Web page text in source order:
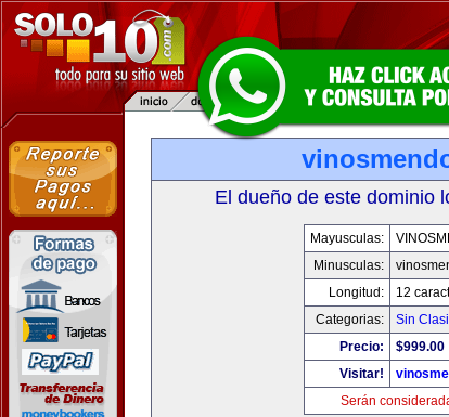
El dueño de este dominio
Mayusculas:
Minusculas:
Longitud:
12
Categorias:
Sin
Precio:
$999.00
Visitar!
Serán